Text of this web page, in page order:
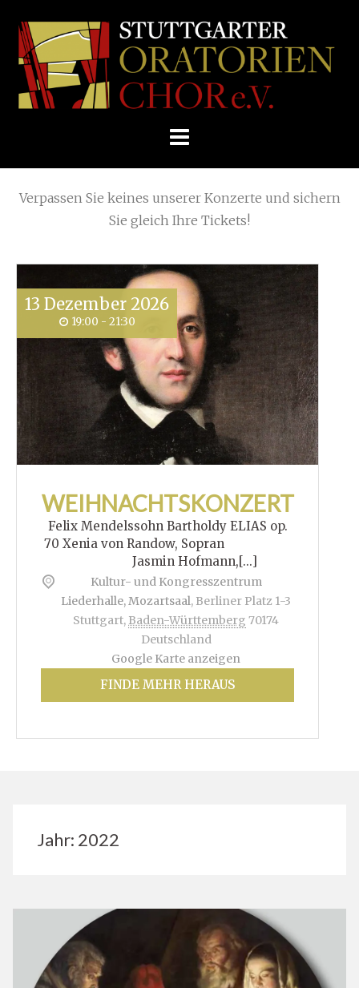
Skip
E.V.
Home 2022
Verpassen Sie keines unserer Konzerte und sichern
Sie gleich Ihre Tickets!
13 Dezember 2026
19:00 - 21:30
WEIHNACHTSKONZERT
Felix Mendelssohn Bartholdy ELIAS op.
70 Xenia von Randow, Sopran
Jasmin Hofmann,[...]
Kultur- und Kongresszentrum
Liederhalle, Mozartsaal, Berliner Platz 1-3
Stuttgart, Baden-Württemberg 70174
Deutschland
Google Karte anzeigen
FINDE MEHR HERAUS
Jahr: 2022